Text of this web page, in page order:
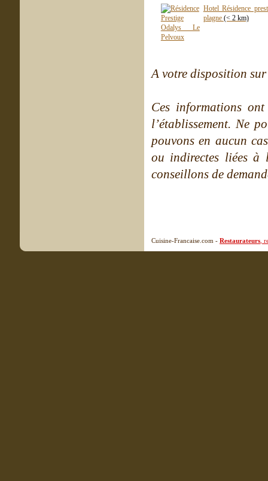
Hotel Résidence
plagne (< 2 km)
A votre disposition
Ces informations
l’établissement. Ne
pouvons en aucun
ou indirectes liées à
conseillons de
Cuisine-Francaise.com - Restaurateurs ,